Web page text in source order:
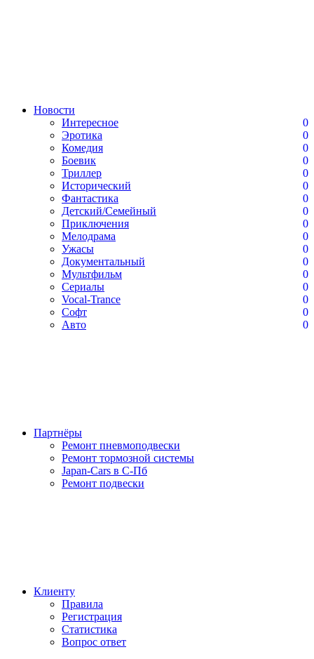
Новости
Интересное
0
Эротика
0
Комедия
0
Боевик
0
Триллер
0
Исторический
0
Фантастика
0
Детский/Семейный
0
Приключения
0
Мелодрама
0
Ужасы
0
Документальный
0
Мультфильм
0
Сериалы
0
Vocal-Trance
0
Софт
0
Авто
0
Партнёры
Ремонт пневмоподвески
Ремонт тормозной системы
Japan-Cars в С-Пб
Ремонт подвески
Клиенту
Правила
Регистрация
Статистика
Вопрос ответ